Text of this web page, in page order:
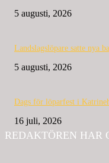
5 augusti, 2026
Landslagslöpare satte nya
5 augusti, 2026
Dags för löparfest i
16 juli, 2026
REDAKTÖREN HAR